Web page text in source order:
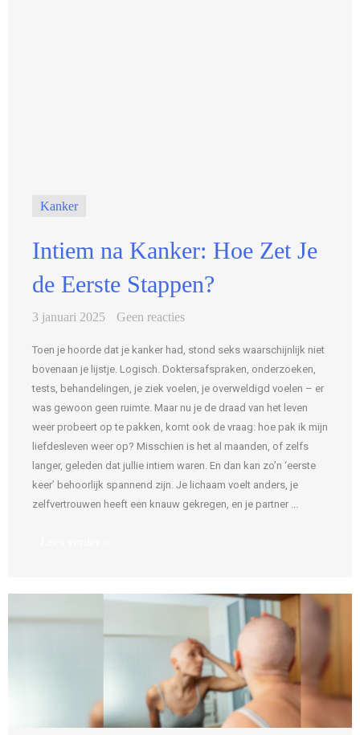
Kanker
Intiem na Kanker: Hoe Zet Je
de Eerste Stappen?
3 januari 2025 Geen reacties
Toen je hoorde dat je kanker had, stond seks waarschijnlijk niet
bovenaan je lijstje. Logisch. Doktersafspraken, onderzoeken,
tests, behandelingen, je ziek voelen, je overweldigd voelen – er
was gewoon geen ruimte. Maar nu je de draad van het leven
weer probeert op te pakken, komt ook de vraag: hoe pak ik mijn
liefdesleven weer op? Misschien is het al maanden, of zelfs
langer, geleden dat jullie intiem waren. En dan kan zo’n ‘eerste
keer’ behoorlijk spannend zijn. Je lichaam voelt anders, je
zelfvertrouwen heeft een knauw gekregen, en je partner ...